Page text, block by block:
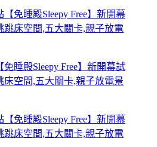
睡殿Sleepy Free】新開幕試
床空間,五大關卡,親子放電景